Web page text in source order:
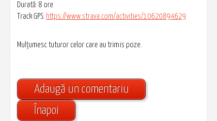
Durată: 8 ore
Track GPS: https://www.strava.com/activities/10620894629
Mulțumesc tuturor celor care au trimis poze.
Adaugă un comentariu
Înapoi